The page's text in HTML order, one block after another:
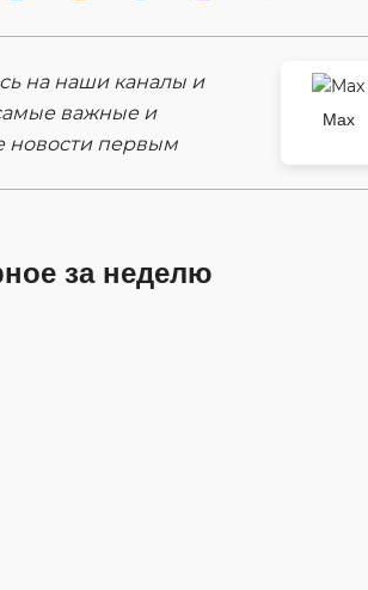
на наши каналы и
важные и
новости первым
Max
за неделю